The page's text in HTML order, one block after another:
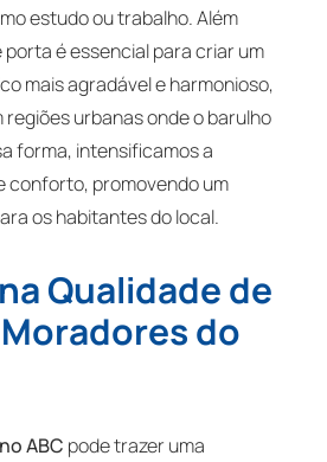
estudo ou trabalho. Além
porta é essencial para criar um
mais agradável e harmonioso,
urbanas onde o barulho
forma, intensificamos a
conforto, promovendo um
os habitantes do local.
Qualidade de
do
ABC pode trazer uma